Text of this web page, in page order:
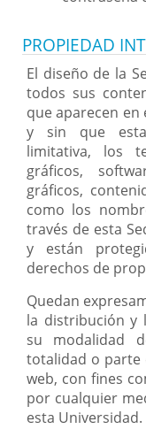
PROPIEDAD
El diseño de la
todos sus
que aparecen
y sin que esta
limitativa, los
gráficos,
gráficos,
como los
través de esta
y están
derechos de
Quedan
la distribución y
su modalidad
totalidad o parte
web, con fines
por cualquier
esta Universidad.